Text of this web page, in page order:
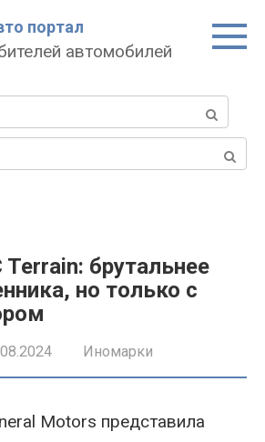
портал
автомобилей
брутальнее
но только с
Иномарки
Motors представила